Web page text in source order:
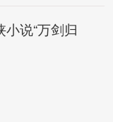
说“万剑归